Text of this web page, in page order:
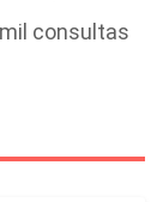
consultas